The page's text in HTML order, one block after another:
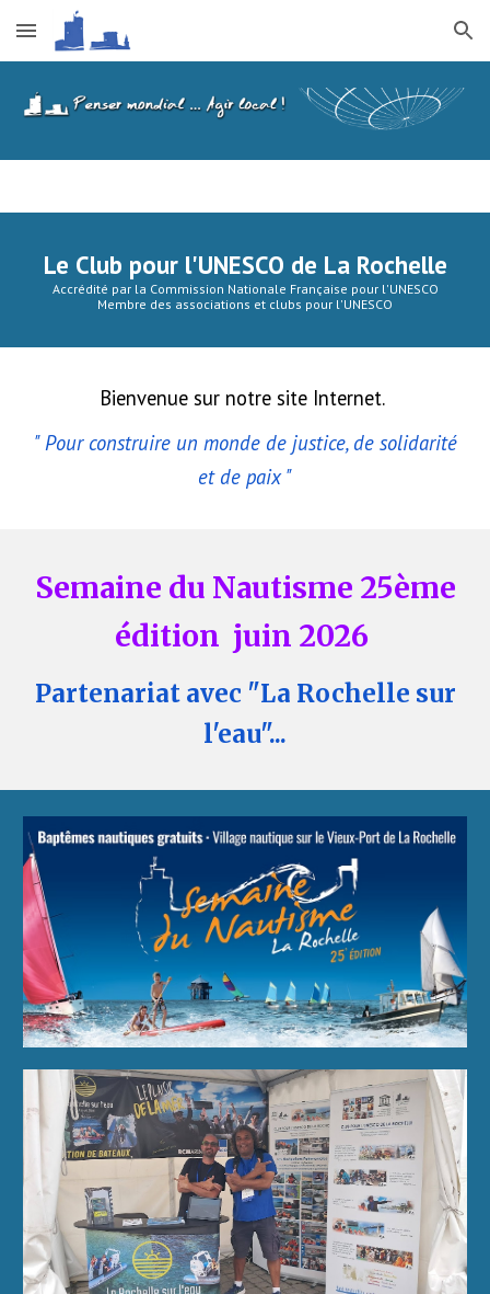
Skip to main content Skip to navigation
Le Club pour l'UNESCO de La Rochelle
Accrédité par la Commission Nationale Française pour l'UNESCO
Membre des associations et clubs pour l'UNESCO
Bienvenue sur notre site Internet.
" Pour construire un monde de justice, de solidarité
et de paix "
Semaine du Nautisme 25ème
édition juin 2026
Partenariat avec "La Rochelle sur
l'eau"...